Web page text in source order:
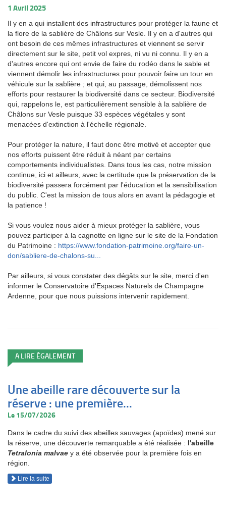
1 Avril 2025
Il y en a qui installent des infrastructures pour protéger la faune et
la flore de la sablière de Châlons sur Vesle. Il y en a d'autres qui
ont besoin de ces mêmes infrastructures et viennent se servir
directement sur le site, petit vol expres, ni vu ni connu. Il y en a
d'autres encore qui ont envie de faire du rodéo dans le sable et
viennent démolir les infrastructures pour pouvoir faire un tour en
véhicule sur la sablière ; et qui, au passage, démolissent nos
efforts pour restaurer la biodiversité dans ce secteur. Biodiversité
qui, rappelons le, est particulièrement sensible à la sablière de
Châlons sur Vesle puisque 33 espèces végétales y sont
menacées d'extinction à l'échelle régionale.
Pour protéger la nature, il faut donc être motivé et accepter que
nos efforts puissent être réduit à néant par certains
comportements individualistes. Dans tous les cas, notre mission
continue, ici et ailleurs, avec la certitude que la préservation de la
biodiversité passera forcément par l'éducation et la sensibilisation
du public. C'est la mission de tous alors en avant la pédagogie et
la patience !
Si vous voulez nous aider à mieux protéger la sablière, vous
pouvez participer à la cagnotte en ligne sur le site de la Fondation
du Patrimoine : https://www.fondation-patrimoine.org/faire-un-
don/sabliere-de-chalons-su...
Par ailleurs, si vous constater des dégâts sur le site, merci d'en
informer le Conservatoire d'Espaces Naturels de Champagne
Ardenne, pour que nous puissions intervenir rapidement.
A LIRE ÉGALEMENT
Une abeille rare découverte sur la
réserve : une première...
Le 15/07/2026
Dans le cadre du suivi des abeilles sauvages (apoïdes) mené sur
la réserve, une découverte remarquable a été réalisée : l'abeille
Tetralonia malvae y a été observée pour la première fois en
région.
Lire la suite